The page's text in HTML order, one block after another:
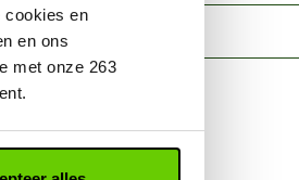
cookies en
en ons
met onze 263